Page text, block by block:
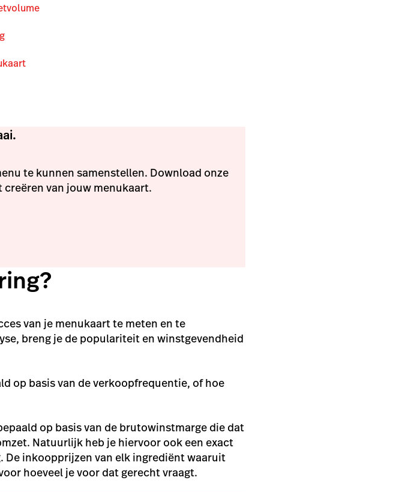
te kunnen samenstellen. Download onze
van jouw menukaart.
van je menukaart te meten en te
breng je de populariteit en winstgevendheid
op basis van de verkoopfrequentie, of hoe
op basis van de brutowinstmarge die dat
Natuurlijk heb je hiervoor ook een exact
De inkoopprijzen van elk ingrediënt waaruit
hoeveel je voor dat gerecht vraagt.